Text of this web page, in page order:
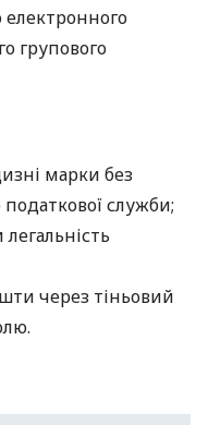
групового
марки без
податкової служби;
через тіньовий